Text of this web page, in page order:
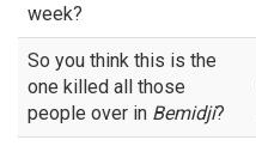
week?
So you think this is the
one killed all those
people over in Bemidji?